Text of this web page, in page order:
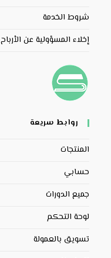
شروط الخدمة
إخلاء المسؤولية عن الأرباح
روابط سريعة
المنتجات
حسابي
جميع الدورات
لوحة التحكم
تسويق بالعمولة